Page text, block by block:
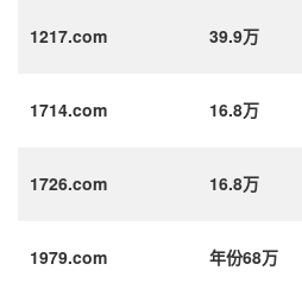
1217.com 39.9万
1714.com 16.8万
1726.com 16.8万
1979.com 年份68万